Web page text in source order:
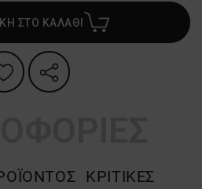
ΣΤΟ ΚΑΛΑΘΙ
ΚΡΙΤΙΚΈΣ